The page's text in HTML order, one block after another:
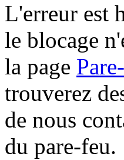
L'erreur est
le blocage
la page
trouverez
de nous
du pare-feu.